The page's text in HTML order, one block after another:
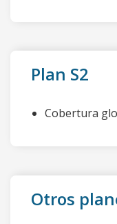
Plan S2
Cobertura
Otros